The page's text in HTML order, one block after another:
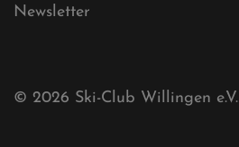
Newsletter
© 2026 Ski-Club Willingen e.V.